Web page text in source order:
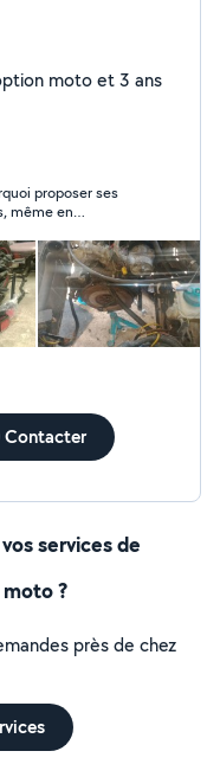
moto et 3 ans
proposer ses
même en
Contacter
services de
?
près de chez